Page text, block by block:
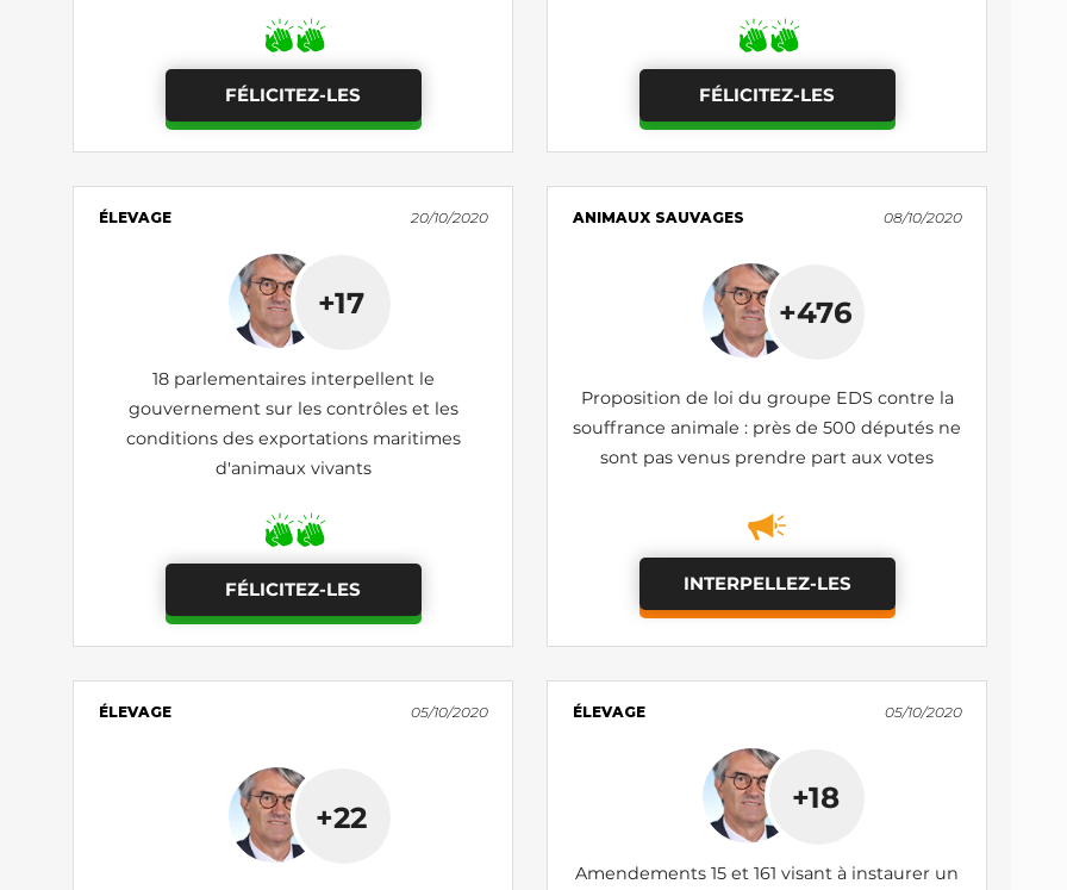
FÉLICITEZ-LES FÉLICITEZ-LES
ÉLEVAGE 20/10/2020
+17
18 parlementaires interpellent le
gouvernement sur les contrôles et les
conditions des exportations maritimes
d'animaux vivants
FÉLICITEZ-LES
ANIMAUX SAUVAGES 08/10/2020
+476
Proposition de loi du groupe EDS contre la
souffrance animale : près de 500 députés ne
sont pas venus prendre part aux votes
INTERPELLEZ-LES
ÉLEVAGE 05/10/2020
+22
ÉLEVAGE 05/10/2020
+18
Amendements 15 et 161 visant à instaurer un